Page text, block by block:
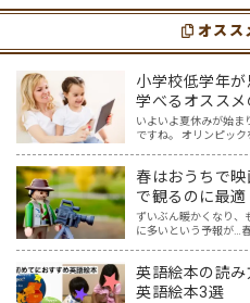
youtubeやゲーム、アプリだ…
オスス
小学校低学年
学べるオスス
いよいよ夏休みが始ま
ですね。 オリンピッ
春はおうちで
で観るのに最
選】
ずいぶん暖かくなり、
に多いという予報が…
英語絵本の読
英語絵本3選